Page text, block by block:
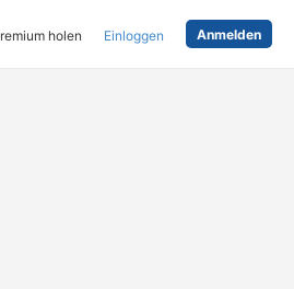
holen Einloggen Anmelden